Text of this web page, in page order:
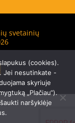
svetainių
(cookies).
Jei nesutinkate -
skyriuje
„Plačiau“).
naršyklėje